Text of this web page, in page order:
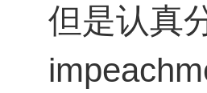
但是认真